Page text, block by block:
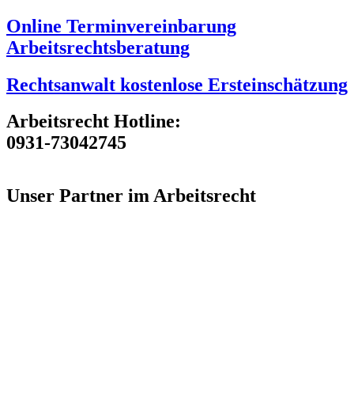
Online Terminvereinbarung
Arbeitsrechtsberatung
Rechtsanwalt kostenlose Ersteinschätzung
Arbeitsrecht Hotline:
0931-73042745
Unser Partner im Arbeitsrecht